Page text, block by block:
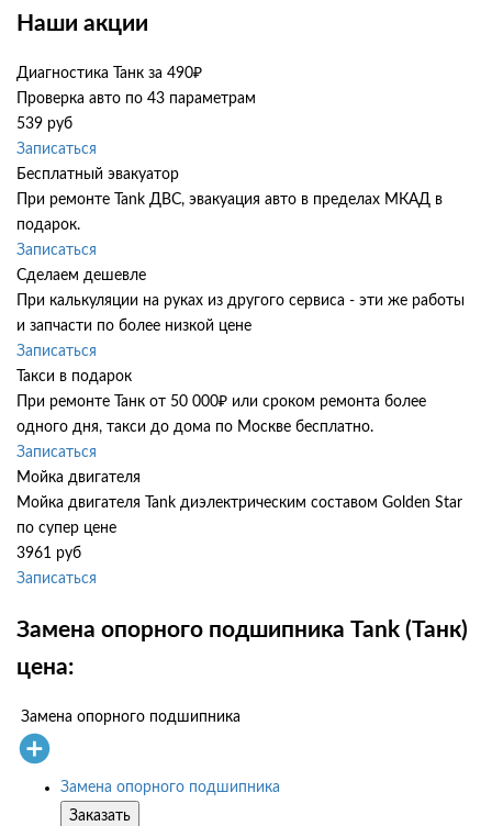
Наши акции
Диагностика Танк за 490₽
Проверка авто по 43 параметрам
539 руб
Записаться
Бесплатный эвакуатор
При ремонте Tank ДВС, эвакуация авто в пределах МКАД в
подарок.
Записаться
Сделаем дешевле
При калькуляции на руках из другого сервиса - эти же работы
и запчасти по более низкой цене
Записаться
Такси в подарок
При ремонте Танк от 50 000₽ или сроком ремонта более
одного дня, такси до дома по Москве бесплатно.
Записаться
Мойка двигателя
Мойка двигателя Tank диэлектрическим составом Golden Star
по супер цене
3961 руб
Записаться
Замена опорного подшипника Tank (Танк)
цена:
Замена опорного подшипника
Замена опорного подшипника
Заказать